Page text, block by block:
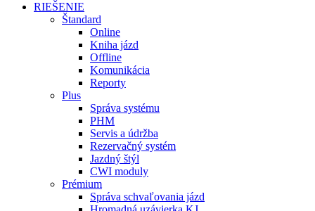
RIEŠENIE
Štandard
Online
Kniha jázd
Offline
Komunikácia
Reporty
Plus
Správa systému
PHM
Servis a údržba
Rezervačný systém
Jazdný štýl
CWI moduly
Prémium
Správa schvaľovania jázd